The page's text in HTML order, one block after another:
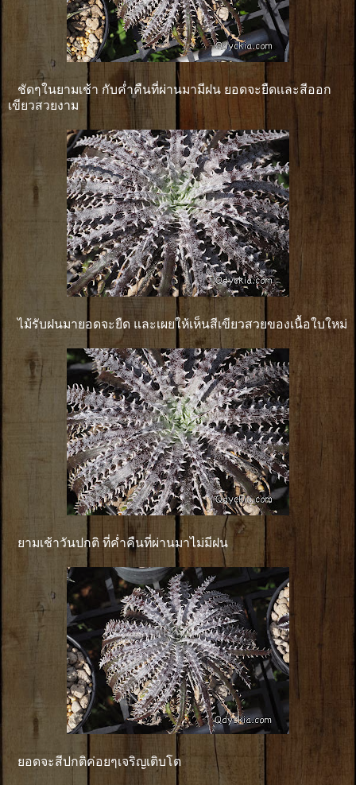
ชัดๆในยามเช้า กับค่ำคืนที่ผ่านมามีฝน ยอดจะยืดเเละสีออก
เขียวสวยงาม
ไม้รับฝนมายอดจะยืด และเผยให้เห็นสีเขียวสวยของเนื้อใบใหม่
ยามเช้าวันปกติ ที่ค่ำคืนที่ผ่านมาไม่มีฝน
ยอดจะสีปกติค่อยๆเจริญเติบโต